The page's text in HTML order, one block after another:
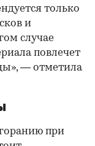
только
и
случае
повлечет
— отметила
при